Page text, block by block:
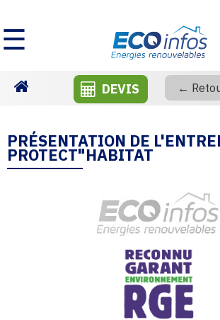
☰
DEVIS ←
PRÉSENTATION DE
PROTECT"HABITAT